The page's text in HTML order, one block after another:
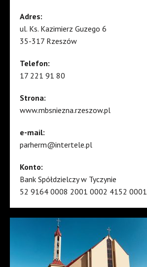
Adres:
ul. Ks. Kazimierz Guzego 6
35-317 Rzeszów
Telefon:
17 221 91 80
Strona:
www.mbsniezna.rzeszow.pl
e-mail:
parherm@intertele.pl
Konto:
Bank Spółdzielczy w Tyczynie
52 9164 0008 2001 0002 4152 0001